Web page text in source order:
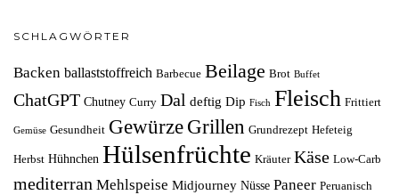
SCHLAGWÖRTER
Backen ballaststoffreich Barbecue Beilage Brot Buffet
ChatGPT Chutney Curry Dal deftig Dip Fisch Fleisch Frittiert
Gemüse Gesundheit Gewürze Grillen Grundrezept Hefeteig
Herbst Hühnchen Hülsenfrüchte Kräuter Käse Low-Carb
mediterran Mehlspeise Midjourney Nüsse Paneer Peruanisch